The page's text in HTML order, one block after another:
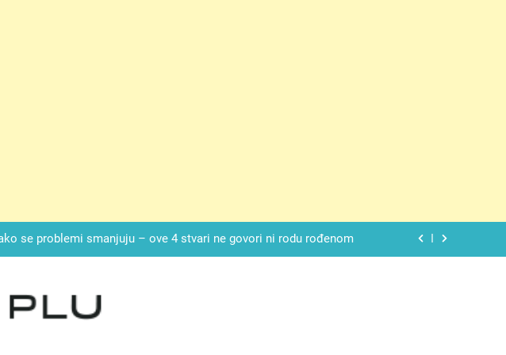
se problemi smanjuju – ove 4 stvari ne govori ni rodu rođenom
MOGA SINA — ALI KADA SAM MU POGLEDAO U OČI, ISPUSTIO
SIN ŽENE ZA KOJU SU MI REKLI DA JE MRTVA Advertisements